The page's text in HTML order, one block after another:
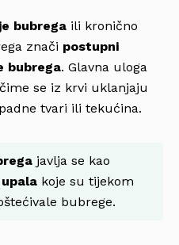
bubregaili kronično
znači postupni
bubrega. Glavna uloga
se iz krvi uklanjaju
tvari ili tekućina.
javlja se kao
koje su tijekom
bubrege.